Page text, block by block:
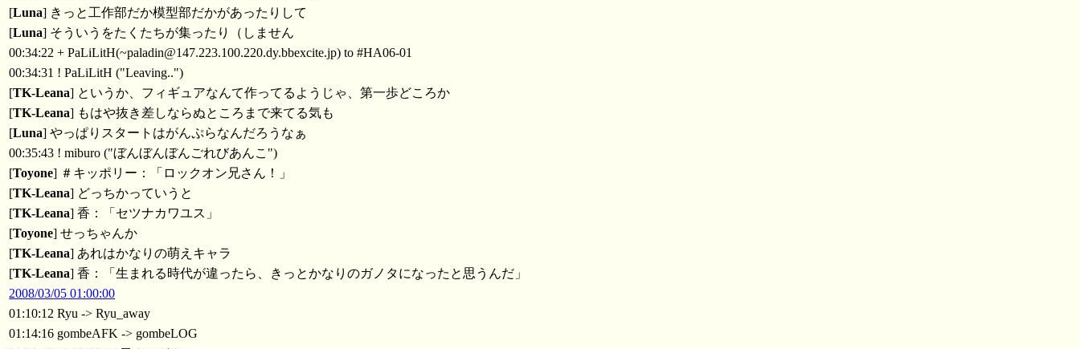
[Luna] きっと工作部だか模型部だかがあったりして
[Luna] そういうをたくたちが集ったり（しません
00:34:22 + PaLiLitH(~paladin@147.223.100.220.dy.bbexcite.jp) to #HA06-01
00:34:31 ! PaLiLitH ("Leaving..")
[TK-Leana] というか、フィギュアなんて作ってるようじゃ、第一歩どころか
[TK-Leana] もはや抜き差しならぬところまで来てる気も
[Luna] やっぱりスタートはがんぷらなんだろうなぁ
00:35:43 ! miburo ("ぼんぼんぼんごれびあんこ")
[Toyone] ＃キッポリー：「ロックオン兄さん！」
[TK-Leana] どっちかっていうと
[TK-Leana] 香：「セツナカワユス」
[Toyone] せっちゃんか
[TK-Leana] あれはかなりの萌えキャラ
[TK-Leana] 香：「生まれる時代が違ったら、きっとかなりのガノタになったと思うんだ」
2008/03/05 01:00:00
01:10:12 Ryu -> Ryu_away
01:14:16 gombeAFK -> gombeLOG